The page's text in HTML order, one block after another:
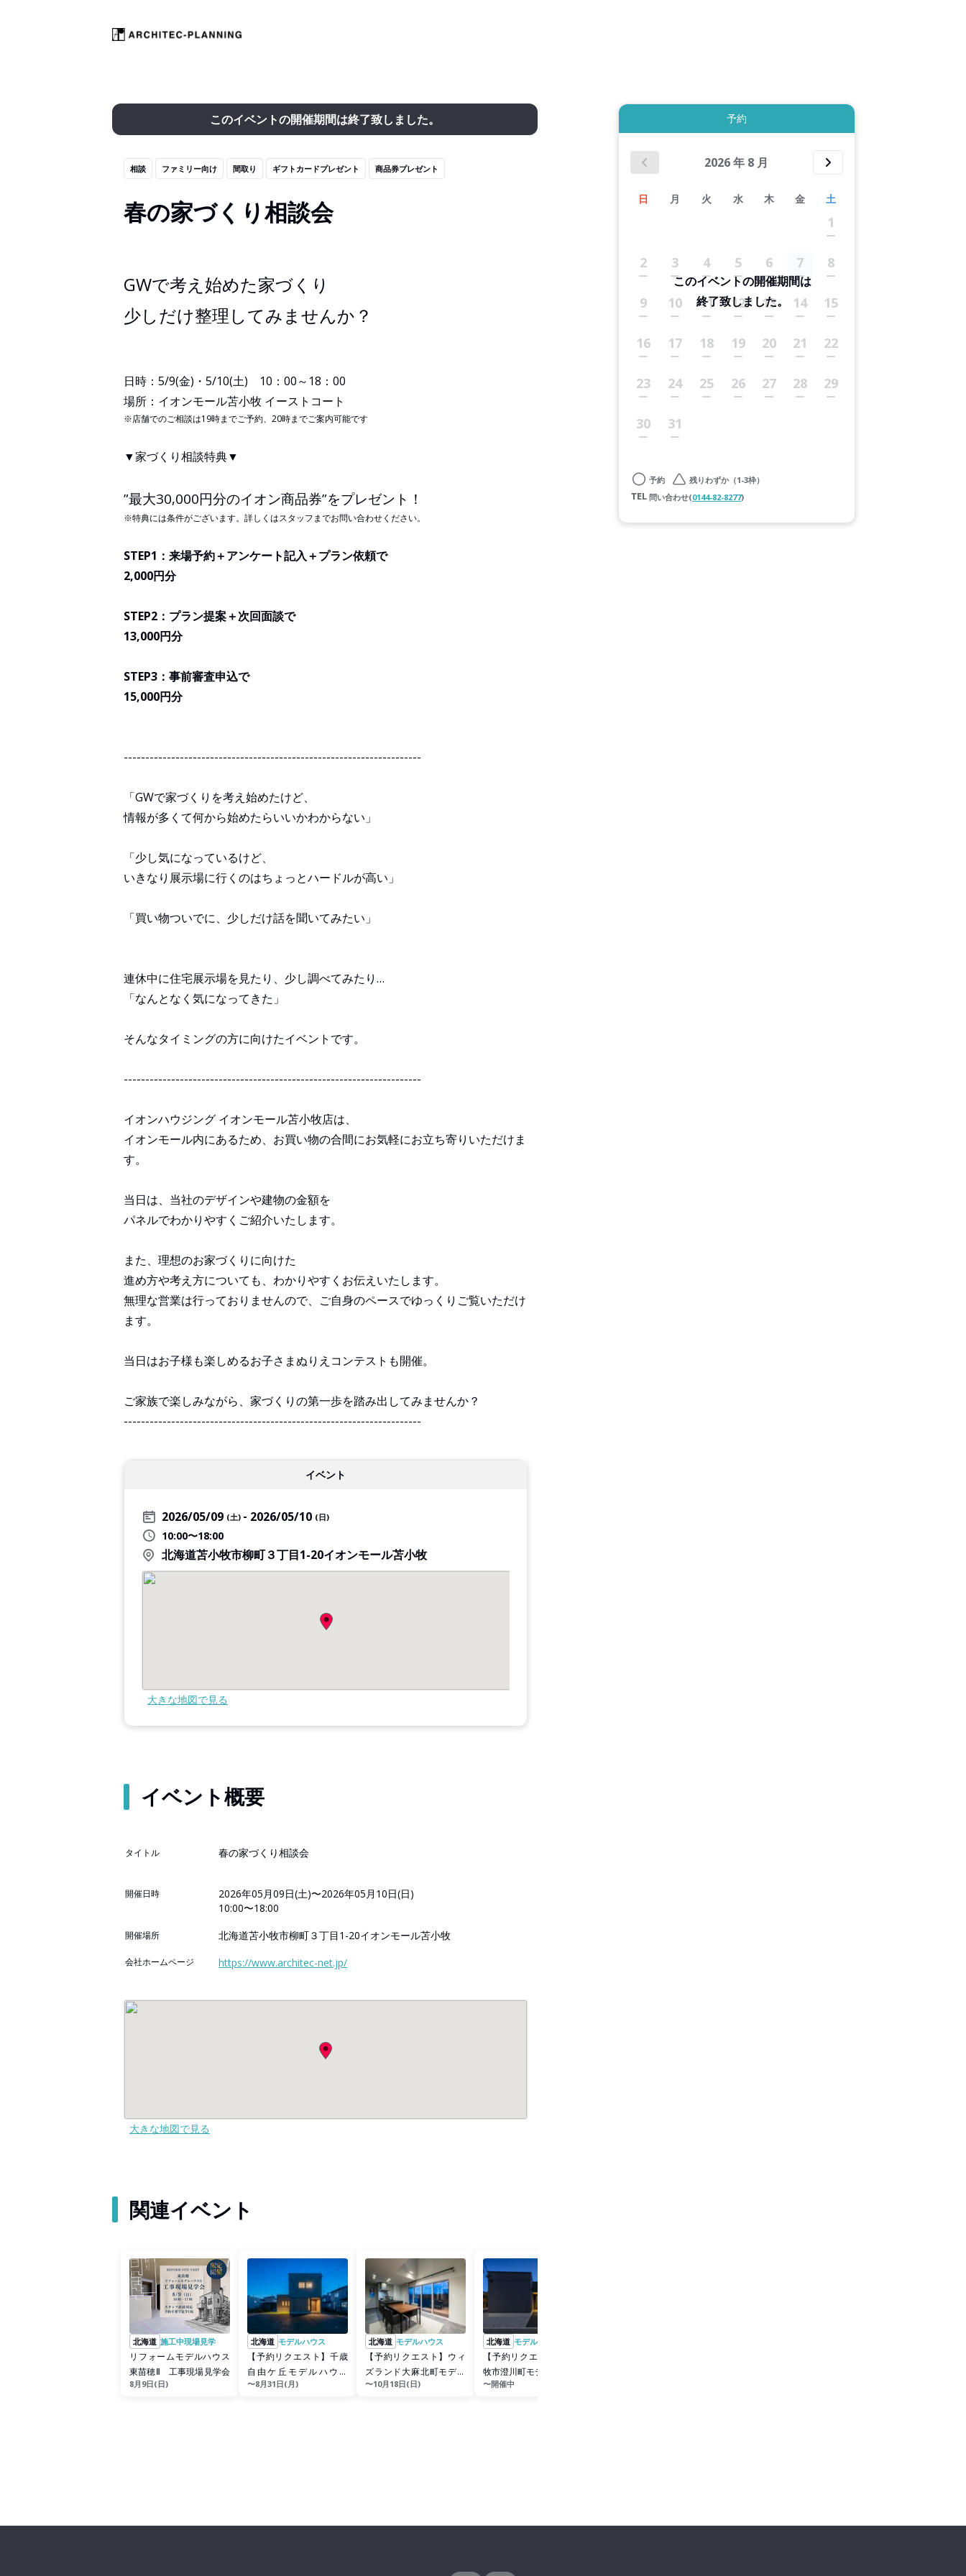
このイベントの開催期間は終了致しました。
相談 ファミリー向け 間取り ギフトカードプレゼント 商品券プレゼント
春の家づくり相談会
GWで考え始めた家づくり
少しだけ整理してみませんか？
日時：5/9(金)・5/10(土) 10：00～18：00
場所：イオンモール苫小牧 イーストコート
※店舗でのご相談は19時までご予約、20時までご案内可能です
▼家づくり相談特典▼
”最大30,000円分のイオン商品券”をプレゼント！
※特典には条件がございます。詳しくはスタッフまでお問い合わせください。
STEP1：来場予約＋アンケート記入＋プラン依頼で
2,000円分
STEP2：プラン提案＋次回面談で
13,000円分
STEP3：事前審査申込で
15,000円分
---------------------------------------------------------------------
「GWで家づくりを考え始めたけど、
情報が多くて何から始めたらいいかわからない」
「少し気になっているけど、
いきなり展示場に行くのはちょっとハードルが高い」
「買い物ついでに、少しだけ話を聞いてみたい」
連休中に住宅展示場を見たり、少し調べてみたり…
「なんとなく気になってきた」
そんなタイミングの方に向けたイベントです。
---------------------------------------------------------------------
イオンハウジング イオンモール苫小牧店は、
イオンモール内にあるため、お買い物の合間にお気軽にお立ち寄りいただけま
す。
当日は、当社のデザインや建物の金額を
パネルでわかりやすくご紹介いたします。
また、理想のお家づくりに向けた
進め方や考え方についても、わかりやすくお伝えいたします。
無理な営業は行っておりませんので、ご自身のペースでゆっくりご覧いただけ
ます。
当日はお子様も楽しめるお子さまぬりえコンテストも開催。
ご家族で楽しみながら、家づくりの第一歩を踏み出してみませんか？
---------------------------------------------------------------------
イベント
2026/05/09 (土) 2026/05/10 (日)
10:00〜18:00
北海道苫小牧市柳町３丁目1-20イオンモール苫小牧
大きな地図で見る
イベント概要
タイトル 春の家づくり相談会
開催日時
2026年05月09日(土)〜2026年05月10日(日)
10:00〜18:00
開催場所 北海道苫小牧市柳町３丁目1-20イオンモール苫小牧
会社ホームページ https://www.architec-net.jp/
大きな地図で見る
関連イベント
北海道 施工中現場見学
リフォームモデルハウス
東苗穂Ⅱ 工事現場見学会
8月9日(日)
北海道 モデルハウス
【予約リクエスト】千歳
自由ケ丘モデルハウス
2025
〜8月31日(月)
北海道 モデルハウス
【予約リクエスト】ウィ
ズランド大麻北町モデル
ハウス2026
〜10月18日(日)
北海道 モデルハウス
【予約リクエスト】苫小
牧市澄川町モデルハウス
〜開催中
予約
2026年 8 月
日 月 火 水 木 金 土
1
2 3 4 5 6 7 8
9 10 11 12 13 14 15
16 17 18 19 20 21 22
23 24 25 26 27 28 29
30 31
このイベントの開催期間は
終了致しました。
予約
残りわずか（1-3枠）
問い合わせ(0144-82-8277)